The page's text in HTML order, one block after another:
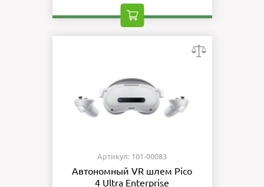
Артикул: 101-00083
Автономный VR шлем Pico
4 Ultra Enterprise